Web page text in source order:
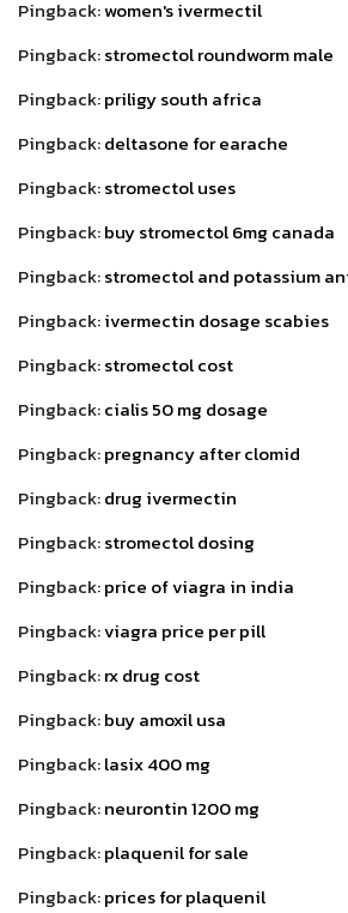
Pingback:women's ivermectil
Pingback:stromectol roundworm male
Pingback:priligy south africa
Pingback:deltasone for earache
Pingback:stromectol uses
Pingback:buy stromectol 6mg canada
Pingback:stromectol and potassium
Pingback:ivermectin dosage scabies
Pingback:stromectol cost
Pingback:cialis 50 mg dosage
Pingback:pregnancy after clomid
Pingback:drug ivermectin
Pingback:stromectol dosing
Pingback:price of viagra in india
Pingback:viagra price per pill
Pingback:rx drug cost
Pingback:buy amoxil usa
Pingback:lasix 400 mg
Pingback:neurontin 1200 mg
Pingback:plaquenil for sale
Pingback:prices for plaquenil